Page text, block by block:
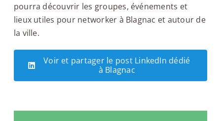
pourra découvrir les groupes, événements et
lieux utiles pour networker à Blagnac et autour de
la ville.
Voir et partager le post LinkedIn dédié
à Blagnac